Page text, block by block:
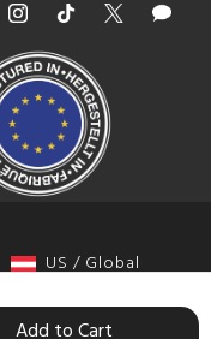
Add to Cart
US / Global